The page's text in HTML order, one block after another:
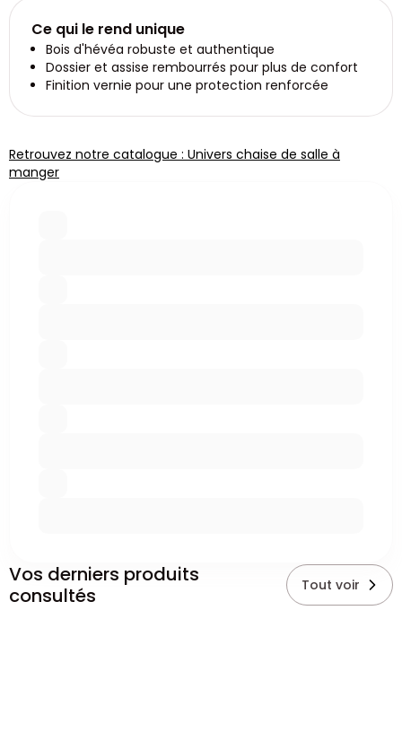
Ce qui le rend unique
Bois d'hévéa robuste et authentique
Dossier et assise rembourrés pour plus de confort
Finition vernie pour une protection renforcée
Retrouvez notre catalogue : Univers chaise de salle à
manger
Vos derniers produits
consultés
Tout voir